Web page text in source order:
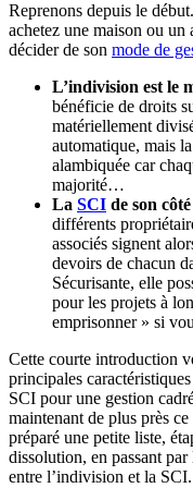
Reprenons depuis le
achetez une maison ou
décider de son mode de
L’indivision est le
bénéficie de droits
matériellement
automatique, mais
alambiquée car
majorité…
La SCI de son
différents
associés signent
devoirs de chacun
Sécurisante, elle
pour les projets à
emprisonner » si
Cette courte introduction
principales
SCI pour une gestion
maintenant de plus près
préparé une petite liste,
dissolution, en passant
entre l’indivision et la SCI.